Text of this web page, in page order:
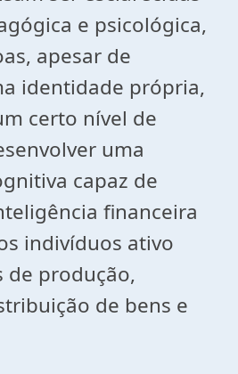
e psicológica,
apesar de
identidade própria,
certo nível de
uma
capaz de
financeira
indivíduos ativo
de produção,
de bens e